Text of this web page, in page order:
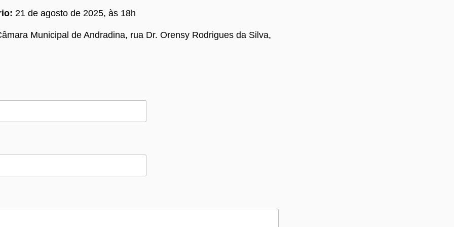
21 de agosto de 2025, às 18h
Municipal de Andradina, rua Dr. Orensy Rodrigues da Silva,